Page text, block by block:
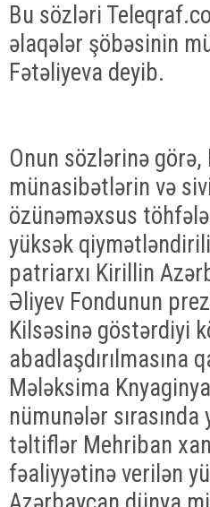
Bu sözləri
əlaqələr şöbəsinin
Fətəliyeva deyib.
Onun sözlərinə
münasibətlərin və
özünəməxsus
yüksək
patriarxı Kirillin
Əliyev Fondunun
Kilsəsinə göstərdiyi
abadlaşdırılmasına
Mələksima
nümunələr
təltiflər Mehriban
fəaliyyətinə verilən